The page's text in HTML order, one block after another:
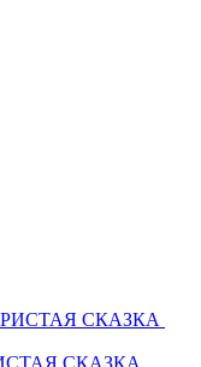
СКАЗКА